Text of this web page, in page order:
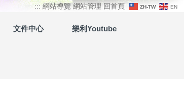
上
功
::: 網站導覽 網站管理 回首頁 ZH-TW EN
文件中心 樂利Youtube